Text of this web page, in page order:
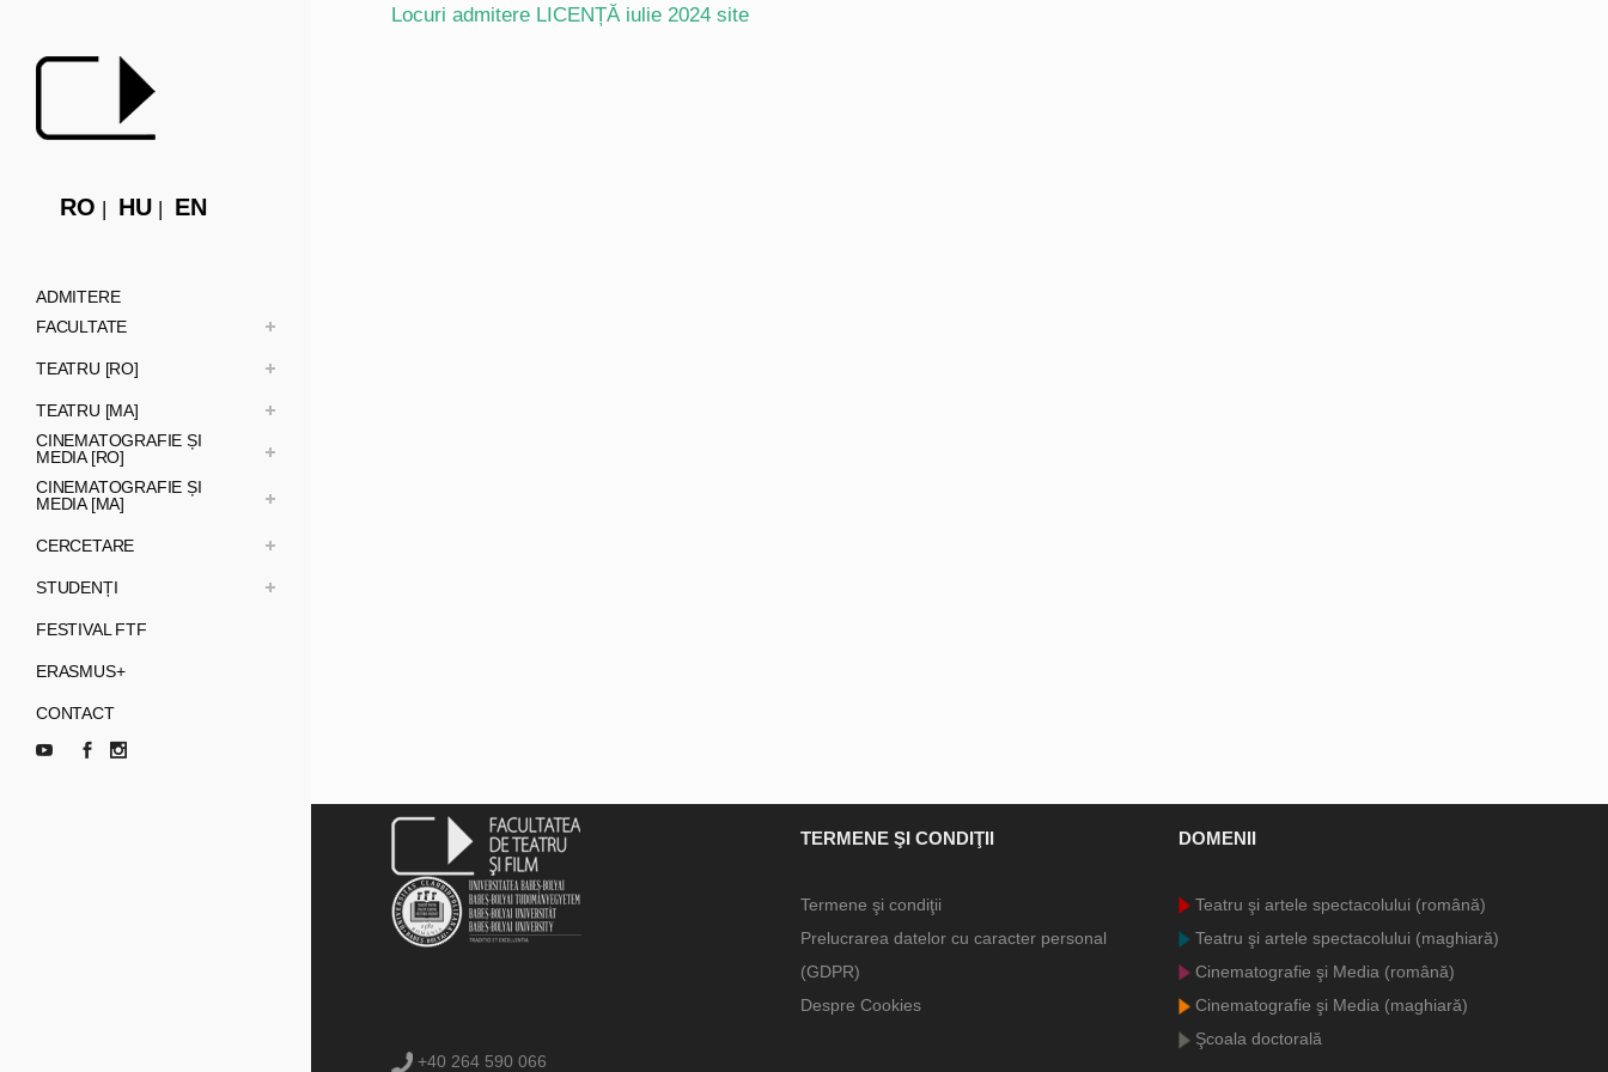
RO HU EN
ADMITERE
FACULTATE
TEATRU [RO]
TEATRU [MA]
CINEMATOGRAFIE ȘI
MEDIA [RO]
CINEMATOGRAFIE ȘI
MEDIA [MA]
CERCETARE
STUDENȚI
FESTIVAL FTF
ERASMUS+
CONTACT
Locuri admitere LICENȚĂ iulie 2024 site
+40 264 590 066
TERMENE ŞI CONDIŢII
Termene şi condiţii
Prelucrarea datelor cu caracter personal
(GDPR)
Despre Cookies
DOMENII
Teatru şi artele spectacolului (română)
Teatru şi artele spectacolului (maghiară)
Cinematografie şi Media (română)
Cinematografie şi Media (maghiară)
Şcoala doctorală